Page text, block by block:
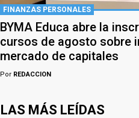
FINANZAS PERSONALES
BYMA Educa abre la
cursos de agosto sobre
mercado de capitales
Por REDACCION
LAS MÁS LEÍDAS